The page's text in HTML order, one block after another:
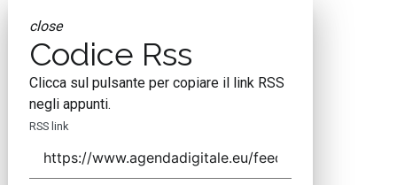
close
Codice Rss
Clicca sul pulsante per copiare il link RSS
negli appunti.
RSS link